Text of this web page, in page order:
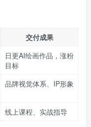
交付成果
日更AI绘画作品，涨粉
目标
品牌视觉体系、IP形象
线上课程、实战指导